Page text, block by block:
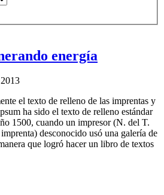
energía
el texto de relleno de las imprentas y
ha sido el texto de relleno estándar
1500, cuando un impresor (N. del T.
desconocido usó una galería de
que logró hacer un libro de textos